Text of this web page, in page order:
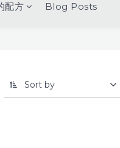
配方 Blog Posts
Sort by